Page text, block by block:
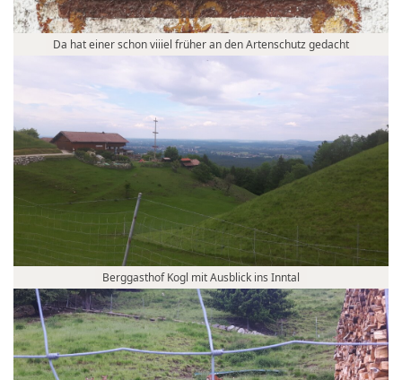
Da hat einer schon viiiel früher an den Artenschutz gedacht
Berggasthof Kogl mit Ausblick ins Inntal